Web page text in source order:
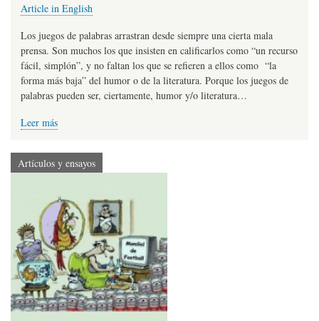
Article in English
Los juegos de palabras arrastran desde siempre una cierta mala
prensa. Son muchos los que insisten en calificarlos como “un recurso
fácil, simplón”, y no faltan los que se refieren a ellos como “la
forma más baja” del humor o de la literatura. Porque los juegos de
palabras pueden ser, ciertamente, humor y/o literatura…
Leer más
Artículos y ensayos